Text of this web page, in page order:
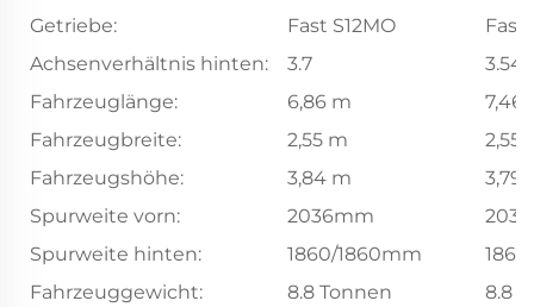
Getriebe:
Fast S12MO
Fast
Achsenverhältnis hinten:
3.7
3.545
Fahrzeuglänge:
6,86 m
7,46
Fahrzeugbreite:
2,55 m
2,55
Fahrzeugshöhe:
3,84 m
3,79
Spurweite vorn:
2036mm
Spurweite hinten:
1860/1860mm
Fahrzeuggewicht:
8.8 Tonnen
8.8